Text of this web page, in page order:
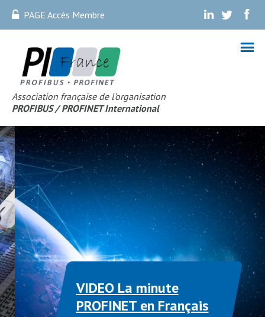
PAGE Accès Membre . . .
Association française de l’organisation
PROFIBUS / PROFINET International
VIDEO La minute
PROFINET en Français